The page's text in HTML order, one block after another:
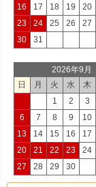
16
17 18 19 20
23
24 25 26 27
30
31
2026年9月
日
月 火 水 木
1
2 3
6
7 8 9 10
13
14 15 16 17
20
21 22 23 24
27
28 29 30